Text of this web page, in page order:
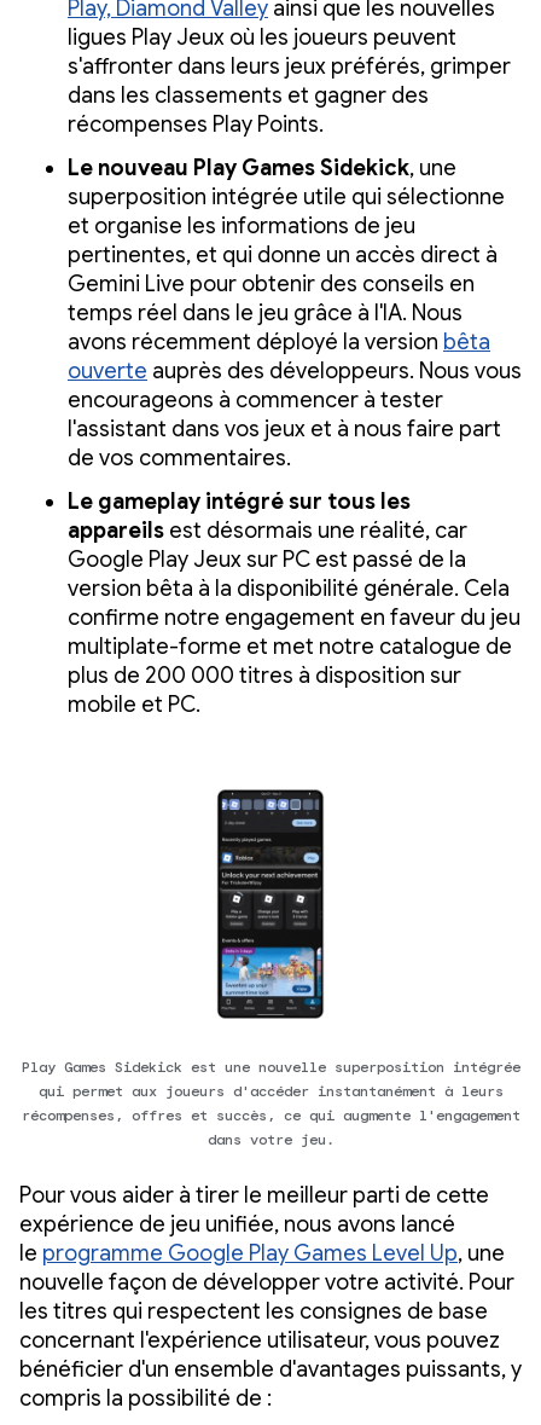
Play, Diamond Valley ainsi que les nouvelles
ligues Play Jeux où les joueurs peuvent
s'affronter dans leurs jeux préférés, grimper
dans les classements et gagner des
récompenses Play Points.
Le nouveau Play Games Sidekick, une
superposition intégrée utile qui sélectionne
et organise les informations de jeu
pertinentes, et qui donne un accès direct à
Gemini Live pour obtenir des conseils en
temps réel dans le jeu grâce à l'IA. Nous
avons récemment déployé la version bêta
ouverte auprès des développeurs. Nous vous
encourageons à commencer à tester
l'assistant dans vos jeux et à nous faire part
de vos commentaires.
Le gameplay intégré sur tous les
appareils est désormais une réalité, car
Google Play Jeux sur PC est passé de la
version bêta à la disponibilité générale. Cela
confirme notre engagement en faveur du jeu
multiplate-forme et met notre catalogue de
plus de 200 000 titres à disposition sur
mobile et PC.
Play Games Sidekick est une nouvelle superposition intégrée
qui permet aux joueurs d'accéder instantanément à leurs
récompenses, offres et succès, ce qui augmente l'engagement
dans votre jeu.
Pour vous aider à tirer le meilleur parti de cette
expérience de jeu unifiée, nous avons lancé
le programme Google Play Games Level Up, une
nouvelle façon de développer votre activité. Pour
les titres qui respectent les consignes de base
concernant l'expérience utilisateur, vous pouvez
bénéficier d'un ensemble d'avantages puissants, y
compris la possibilité de :